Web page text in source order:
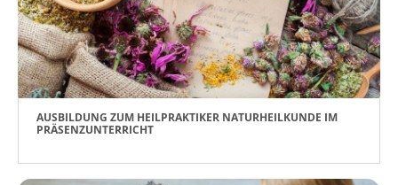
AUSBILDUNG ZUM HEILPRAKTIKER NATURHEILKUNDE IM
PRÄSENZUNTERRICHT